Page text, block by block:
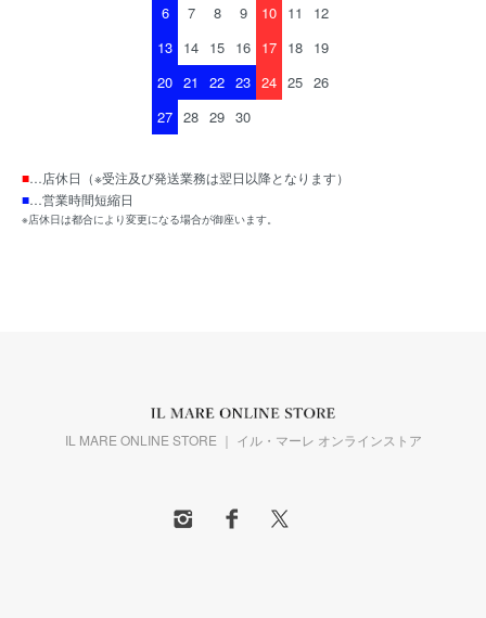
6
7 8 9 10 11
12
13 14 15 16 17 18 19
20 21 22 23 24 25 26
27 28 29 30
■…店休日（※受注及び発送業務は翌日以降となります）
■…営業時間短縮日
※店休日は都合により変更になる場合が御座います。
IL MARE ONLINE STORE ｜ イル・マーレ オンラインストア